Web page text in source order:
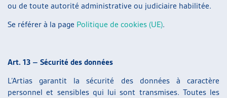
ou de toute autorité administrative ou judiciaire habilitée.
Se référer à la page Politique de cookies (UE).
Art. 13 – Sécurité des données
L’Artias garantit la sécurité des données à caractère
personnel et sensibles qui lui sont transmises. Toutes les